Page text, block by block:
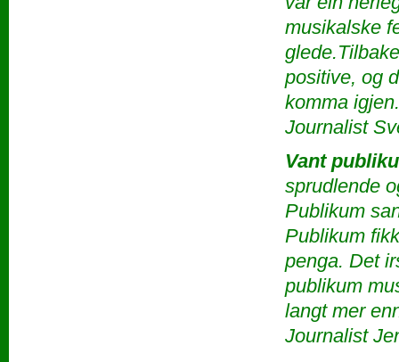
musikalske
positive, og
komma igjen.
Journalist
Vant
sprudlende
Publikum
Publikum
penga. Det
publikum
langt mer
Journalist